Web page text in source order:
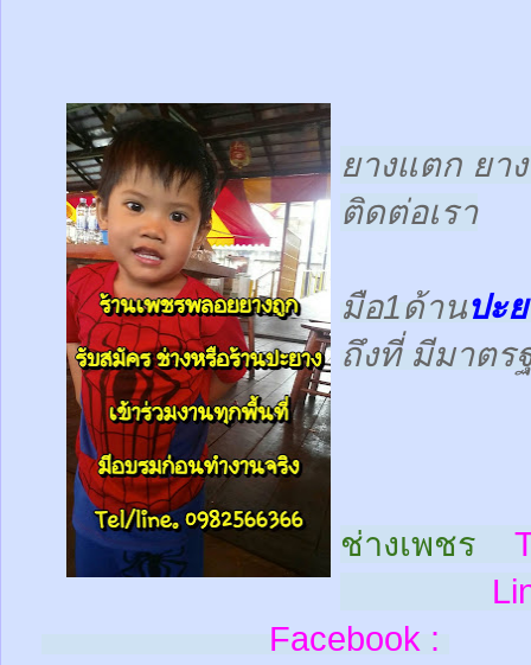
ยางแตก ยา
ติดต่อเรา
มือ1ด้านปะ
ถึงที่ มีมาตร
ช่างเพชร
Facebook :